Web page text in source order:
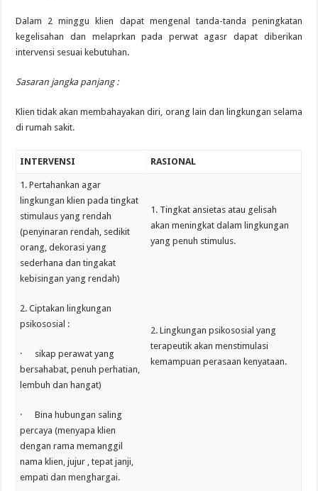
Dalam 2 minggu klien dapat mengenal tanda-tanda peningkatan
kegelisahan dan melaprkan pada perwat agasr dapat diberikan
intervensi sesuai kebutuhan.
Sasaran jangka panjang :
Klien tidak akan membahayakan diri, orang lain dan lingkungan selama
di rumah sakit.
INTERVENSI RASIONAL
1. Pertahankan agar
lingkungan klien pada tingkat
stimulaus yang rendah
(penyinaran rendah, sedikit
orang, dekorasi yang
sederhana dan tingakat
kebisingan yang rendah)
2. Ciptakan lingkungan
psikososial :
· sikap perawat yang
bersahabat, penuh perhatian,
lembuh dan hangat)
· Bina hubungan saling
percaya (menyapa klien
dengan rama memanggil
nama klien, jujur , tepat janji,
empati dan menghargai.
1. Tingkat ansietas atau gelisah
akan meningkat dalam lingkungan
yang penuh stimulus.
2. Lingkungan psikososial yang
terapeutik akan menstimulasi
kemampuan perasaan kenyataan.